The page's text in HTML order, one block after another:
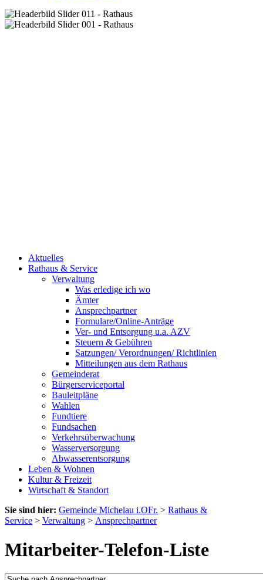
Aktuelles
Rathaus & Service
Verwaltung
Was erledige ich wo
Ämter
Ansprechpartner
Formulare/Online-Anträge
Ver- und Entsorgung u.a. AZV
Steuern & Gebühren
Satzungen/ Verordnungen/ Richtlinien
Mitteilungen aus dem Rathaus
Gemeinderat
Bürgerserviceportal
Bauleitpläne
Wahlen
Fundtiere
Fundsachen
Verkehrsüberwachung
Wasserversorgung
Abwasserentsorgung
Leben & Wohnen
Kultur & Freizeit
Wirtschaft & Standort
Sie sind hier: Gemeinde Michelau i.OFr. > Rathaus &
Service > Verwaltung > Ansprechpartner
Mitarbeiter-Telefon-Liste